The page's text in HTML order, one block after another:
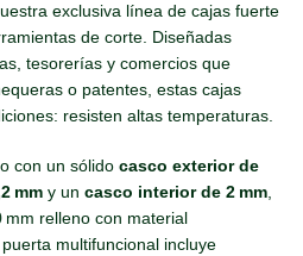
exclusiva línea de cajas fuerte
de corte. Diseñadas
tesorerías y comercios que
o patentes, estas cajas
resisten altas temperaturas.
con un sólido casco exterior de
mm y un casco interior de 2 mm
relleno con material
multifuncional incluye